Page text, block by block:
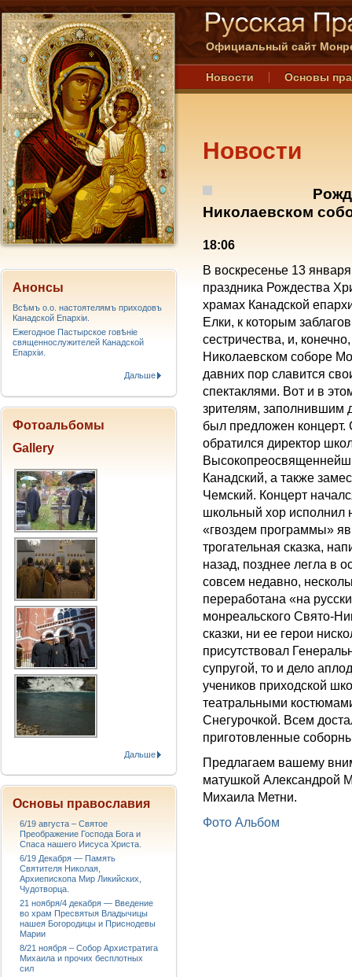
Официальный сайт
Новости Основы
Новости
Николаевском
18:06
В воскресенье 13
праздника Рождества
храмах Канадской
Елки, к которым
сестричества, и,
Николаевском соборе
давних пор славится
спектаклями. Вот и в
зрителям, заполнившим
был предложен
обратился директор
Канадский, а также
Чемский. Концерт
школьный хор исполнил
«гвоздем программы»
трогательная сказка,
назад, позднее легла в
совсем недавно,
переработана «на
монреальского Свято-
сказки, ни ее герои
присутствовал
супругой, то и дело
учеников приходской
театральными
Снегурочкой. Всем
приготовленные
Предлагаем вашему
матушкой Александрой
Михаила Метни.
Фото Альбом
Анонсы
Всѣмъ о.о. настоятелямъ приходовъ
Канадской Епархiи.
Ежегодное Пастырское говѣніе
священнослужителей Канадской
Епархіи.
Дальше
Фотоальбомы
Gallery
Дальше
Основы православия
6/19 августа – Святое
Преображение Господа Бога и
Спаса нашего Иисуса Христа.
6/19 Декабря — Память
Святителя Николая,
Архиепископа Мир Ликийских,
Чудотворца.
21 ноября/4 декабря — Введение
во храм Пресвятыя Владычицы
нашея Богородицы и Приснодевы
Марии
8/21 ноября – Собор Архистратига
Михаила и прочих бесплотных
сил